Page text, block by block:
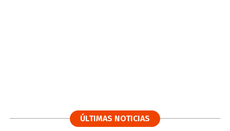
ÚLTIMAS NOTICIAS